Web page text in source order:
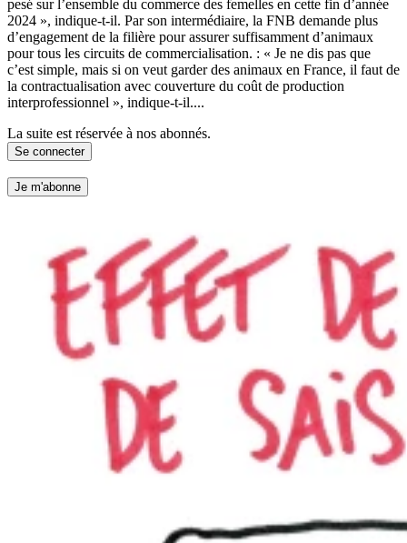
pesé sur l’ensemble du commerce des femelles en cette fin d’année
2024 », indique-t-il. Par son intermédiaire, la FNB demande plus
d’engagement de la filière pour assurer suffisamment d’animaux
pour tous les circuits de commercialisation. : « Je ne dis pas que
c’est simple, mais si on veut garder des animaux en France, il faut de
la contractualisation avec couverture du coût de production
interprofessionnel », indique-t-il....
La suite est réservée à nos abonnés.
Se connecter
Je m'abonne